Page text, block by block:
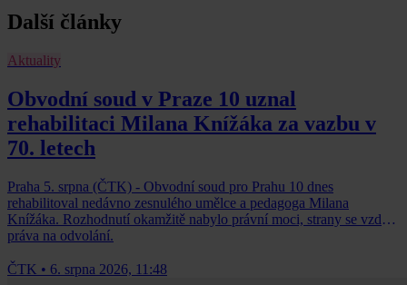
Další články
Aktuality
Obvodní soud v Praze 10 uznal
rehabilitaci Milana Knížáka za vazbu v
70. letech
Praha 5. srpna (ČTK) - Obvodní soud pro Prahu 10 dnes
rehabilitoval nedávno zesnulého umělce a pedagoga Milana
Knížáka. Rozhodnutí okamžitě nabylo právní moci, strany se vzdaly
práva na odvolání.
ČTK • 6. srpna 2026, 11:48